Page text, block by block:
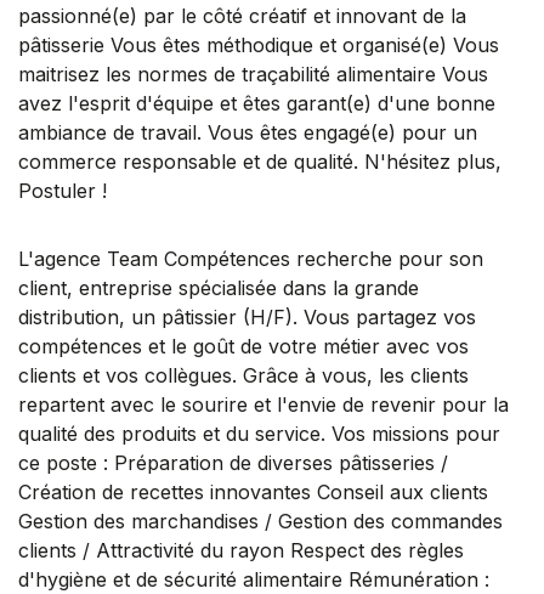
passionné(e) par le côté créatif et innovant de la
pâtisserie Vous êtes méthodique et organisé(e) Vous
maitrisez les normes de traçabilité alimentaire Vous
avez l'esprit d'équipe et êtes garant(e) d'une bonne
ambiance de travail. Vous êtes engagé(e) pour un
commerce responsable et de qualité. N'hésitez plus,
Postuler !
L'agence Team Compétences recherche pour son
client, entreprise spécialisée dans la grande
distribution, un pâtissier (H/F). Vous partagez vos
compétences et le goût de votre métier avec vos
clients et vos collègues. Grâce à vous, les clients
repartent avec le sourire et l'envie de revenir pour la
qualité des produits et du service. Vos missions pour
ce poste : Préparation de diverses pâtisseries /
Création de recettes innovantes Conseil aux clients
Gestion des marchandises / Gestion des commandes
clients / Attractivité du rayon Respect des règles
d'hygiène et de sécurité alimentaire Rémunération :